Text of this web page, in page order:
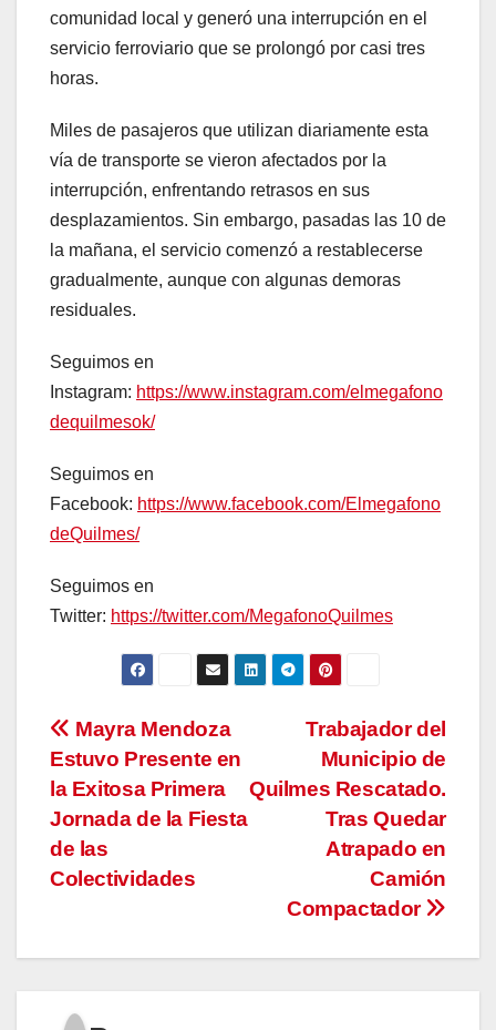
comunidad local y generó una interrupción en el
servicio ferroviario que se prolongó por casi tres
horas.
Miles de pasajeros que utilizan diariamente esta
vía de transporte se vieron afectados por la
interrupción, enfrentando retrasos en sus
desplazamientos. Sin embargo, pasadas las 10 de
la mañana, el servicio comenzó a restablecerse
gradualmente, aunque con algunas demoras
residuales.
Seguimos en
Instagram: https://www.instagram.com/elmegafono
dequilmesok/
Seguimos en
Facebook: https://www.facebook.com/Elmegafono
deQuilmes/
Seguimos en
Twitter: https://twitter.com/MegafonoQuilmes
Navegación
de
entradas
Trabajador del
Municipio de
Quilmes Rescatado.
Tras Quedar
Atrapado en
Camión
Compactador
Mayra Mendoza
Estuvo Presente en
la Exitosa Primera
Jornada de la Fiesta
de las
Colectividades